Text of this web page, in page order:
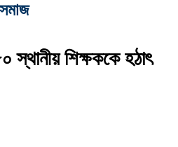
স্থানীয় শিক্ষককে হঠাৎ